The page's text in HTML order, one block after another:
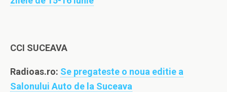
CCI SUCEAVA
Radioas.ro: Se pregateste o noua editie a
Salonului Auto de la Suceava